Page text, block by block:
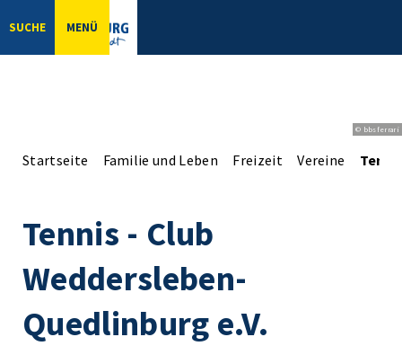
SUCHE MENÜ
© bbsferrari
Startseite Familie und Leben Freizeit Vereine
Tennis - Club
Weddersleben-
Quedlinburg e.V.